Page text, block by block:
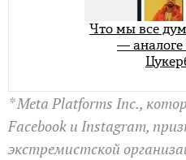
Что мы все
—
* Meta Platforms Inc.,
Facebook и Instagram,
экстремистской